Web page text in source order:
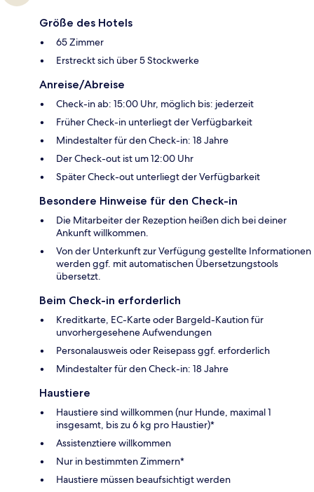
Größe des Hotels
65 Zimmer
Erstreckt sich über 5 Stockwerke
Anreise/Abreise
Check-in ab: 15:00 Uhr, möglich bis: jederzeit
Früher Check-in unterliegt der Verfügbarkeit
Mindestalter für den Check-in: 18 Jahre
Der Check-out ist um 12:00 Uhr
Später Check-out unterliegt der Verfügbarkeit
Besondere Hinweise für den Check-in
Die Mitarbeiter der Rezeption heißen dich bei deiner
Ankunft willkommen.
Von der Unterkunft zur Verfügung gestellte Informationen
werden ggf. mit automatischen Übersetzungstools
übersetzt.
Beim Check-in erforderlich
Kreditkarte, EC-Karte oder Bargeld-Kaution für
unvorhergesehene Aufwendungen
Personalausweis oder Reisepass ggf. erforderlich
Mindestalter für den Check-in: 18 Jahre
Haustiere
Haustiere sind willkommen (nur Hunde, maximal 1
insgesamt, bis zu 6 kg pro Haustier)*
Assistenztiere willkommen
Nur in bestimmten Zimmern*
Haustiere müssen beaufsichtigt werden